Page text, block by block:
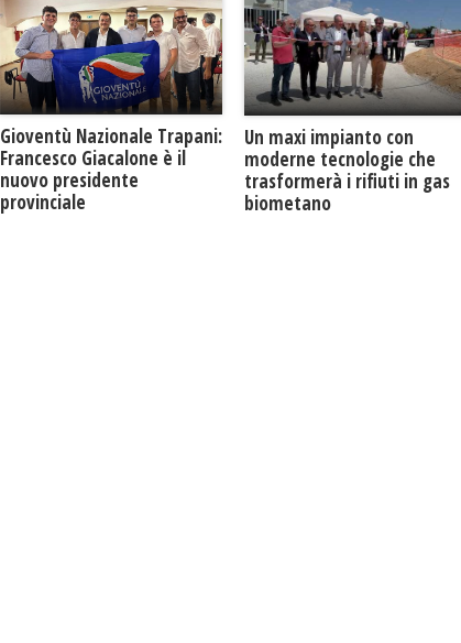
Gioventù Nazionale Trapani:
Francesco Giacalone è il
nuovo presidente
provinciale
Un maxi impianto con
moderne tecnologie che
trasformerà i rifiuti in gas
biometano